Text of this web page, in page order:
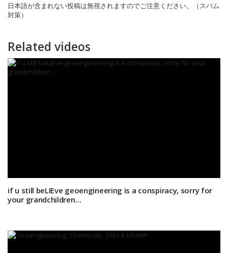
日本語が含まれない投稿は無視されますのでご注意ください。（スパム
対策）
Related videos
if u still beLIEve geoengineering is a conspiracy, sorry for
your grandchildren…